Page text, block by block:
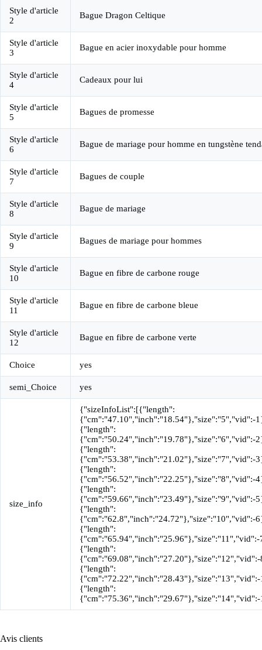
Style d'article
2
Bague Dragon Celtique
Style d'article
3
Bague en acier inoxydable pour homme
Style d'article
4
Cadeaux pour lui
Style d'article
5
Bagues de promesse
Style d'article
6
Bague de mariage pour homme en tungstène
Style d'article
7
Bagues de couple
Style d'article
8
Bague de mariage
Style d'article
9
Bagues de mariage pour hommes
Style d'article
10
Bague en fibre de carbone rouge
Style d'article
11
Bague en fibre de carbone bleue
Style d'article
12
Bague en fibre de carbone verte
Choice yes
semi_Choice yes
size_info
{"sizeInfoList":[{"length":
{"cm":"47.10","inch":"18.54"},"size":"5","vid":-
{"length":
{"cm":"50.24","inch":"19.78"},"size":"6","vid":-
{"length":
{"cm":"53.38","inch":"21.02"},"size":"7","vid":-
{"length":
{"cm":"56.52","inch":"22.25"},"size":"8","vid":-
{"length":
{"cm":"59.66","inch":"23.49"},"size":"9","vid":-
{"length":
{"cm":"62.8","inch":"24.72"},"size":"10","vid":-
{"length":
{"cm":"65.94","inch":"25.96"},"size":"11","vid":-
{"length":
{"length":
{"cm":"72.22","inch":"28.43"},"size":"13","vid":-
{"length":
Avis clients